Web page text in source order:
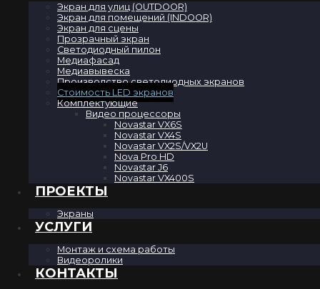
Экран для улиц (OUTDOOR)
Экран для помещений (INDOOR)
Экран для сцены
Прозрачный экран
Светодиодный пилон
Медиафасад
Медиавывеска
Производство светодиодных экранов
Стоимость LED экранов
Комплектующие
Видео процессоры
Novastar VX6S
Novastar VX4S
Novastar VX2S/VX2U
Nova Pro HD
Novastar J6
Novastar VX400S
ПРОЕКТЫ
Экраны
УСЛУГИ
Монтаж и схема работы
Видеоролики
КОНТАКТЫ